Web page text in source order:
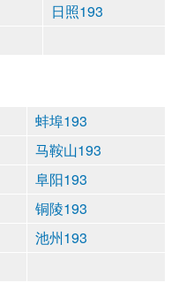
日照193
蚌埠193
马鞍山193
阜阳193
铜陵193
池州193